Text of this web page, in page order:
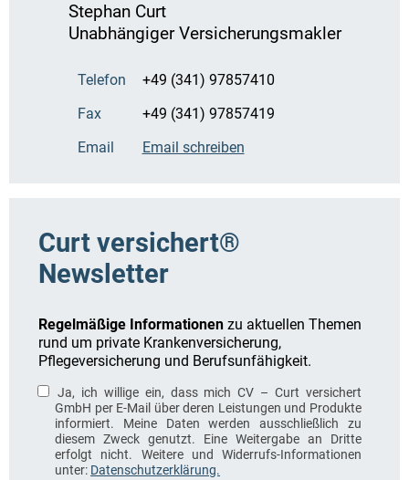
Stephan Curt
Unabhängiger Versicherungsmakler
Telefon
+49 (341) 97857410
Fax
+49 (341) 97857419
Email
Email schreiben
Curt versichert®
Newsletter
Regelmäßige Informationen zu aktuellen Themen
rund um private Krankenversicherung,
Pflegeversicherung und Berufsunfähigkeit.
Ja, ich willige ein, dass mich CV – Curt versichert
GmbH per E-Mail über deren Leistungen und Produkte
informiert. Meine Daten werden ausschließlich zu
diesem Zweck genutzt. Eine Weitergabe an Dritte
erfolgt nicht. Weitere und Widerrufs-Informationen
unter: Datenschutzerklärung.